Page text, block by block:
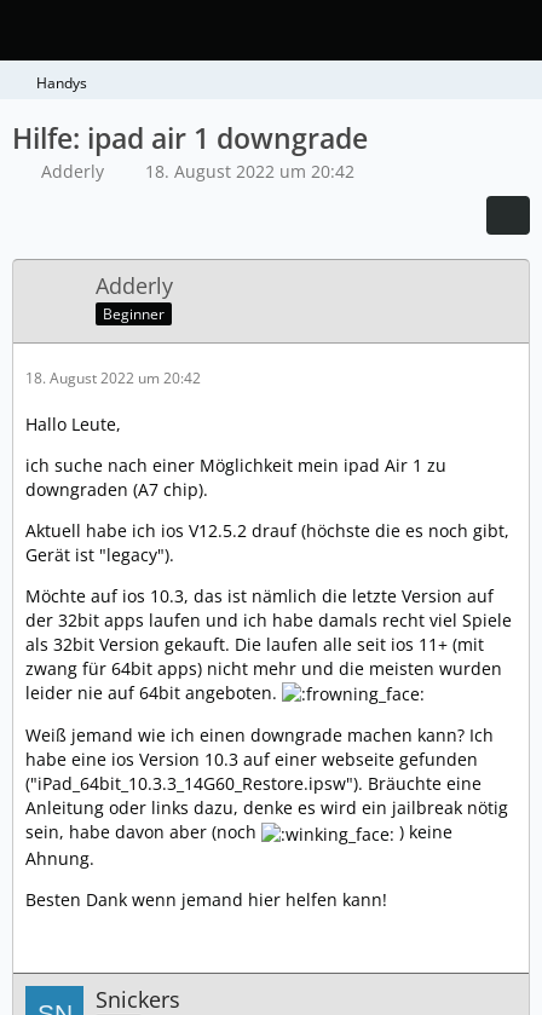
Handys
Hilfe: ipad air 1 downgrade
Adderly 18. August 2022 um 20:42
Adderly
Beginner
18. August 2022 um 20:42
Hallo Leute,
ich suche nach einer Möglichkeit mein ipad Air 1 zu
downgraden (A7 chip).
Aktuell habe ich ios V12.5.2 drauf (höchste die es noch gibt,
Gerät ist "legacy").
Möchte auf ios 10.3, das ist nämlich die letzte Version auf
der 32bit apps laufen und ich habe damals recht viel Spiele
als 32bit Version gekauft. Die laufen alle seit ios 11+ (mit
zwang für 64bit apps) nicht mehr und die meisten wurden
leider nie auf 64bit angeboten.
Weiß jemand wie ich einen downgrade machen kann? Ich
habe eine ios Version 10.3 auf einer webseite gefunden
("iPad_64bit_10.3.3_14G60_Restore.ipsw"). Bräuchte eine
Anleitung oder links dazu, denke es wird ein jailbreak nötig
sein, habe davon aber (noch
) keine
Ahnung.
Besten Dank wenn jemand hier helfen kann!
Snickers